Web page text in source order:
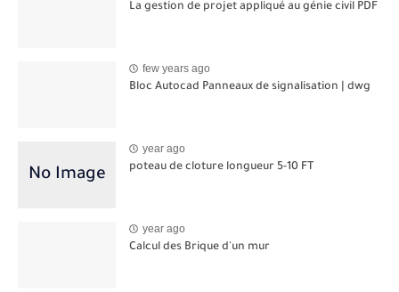
La gestion de projet appliqué au génie civil PDF
few years ago
Bloc Autocad Panneaux de signalisation | dwg
year ago
poteau de cloture longueur 5-10 FT
year ago
Calcul des Brique d'un mur